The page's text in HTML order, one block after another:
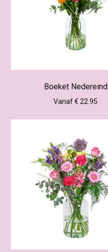
Boeket Nedereind
Vanaf € 22.95